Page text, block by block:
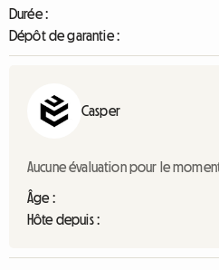
Durée :
Dépôt de garantie :
Casper
Aucune évaluation pour le
Âge :
Hôte depuis :